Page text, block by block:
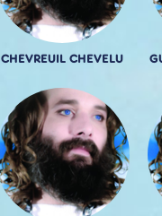
CHEVREUIL CHEVELU